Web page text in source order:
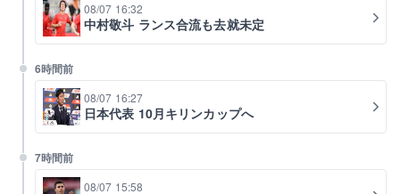
08/07 16:32
中村敬斗 ランス合流も去就未定
6時間前
08/07 16:27
日本代表 10月キリンカップへ
7時間前
08/07 15:58